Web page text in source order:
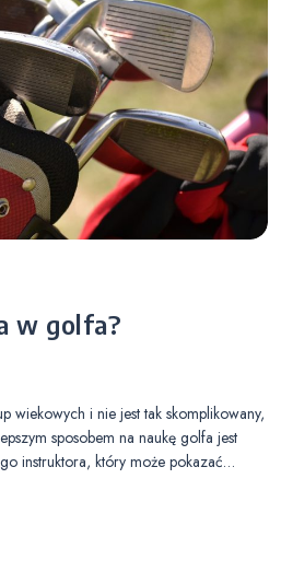
w golfa?
wiekowych i nie jest tak skomplikowany,
sposobem na naukę golfa jest
instruktora, który może pokazać…